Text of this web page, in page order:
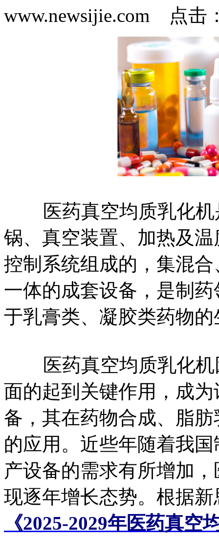
www.newsijie.com 点击
医药真空均质乳化机
锅、真空装置、加热及
控制系统组成的，集混
一体的成套设备，是制
于乳膏类、凝胶类药物的
医药真空均质乳化机
面的起到关键作用，成
备，其在药物合成、脂
的应用。近些年随着我
产设备的需求有所增加
现逐年增长态势。根据
《2025-2029年医药真